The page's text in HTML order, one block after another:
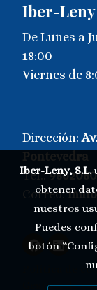
Iber-Leny
De Lunes a
18:00
Viernes de
Dirección:
Pontevedra
Tel.:
Correo:
Política de
Gestión de
Iber-Leny, S.L.
obtener
nuestros
Puedes
botón